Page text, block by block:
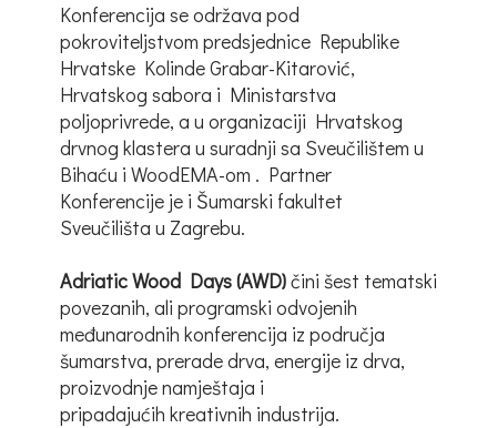
Konferencija se održava pod
pokroviteljstvom predsjednice Republike
Hrvatske Kolinde Grabar-Kitarović,
Hrvatskog sabora i Ministarstva
poljoprivrede, a u organizaciji Hrvatskog
drvnog klastera u suradnji sa Sveučilištem u
Bihaću i WoodEMA-om . Partner
Konferencije je i Šumarski fakultet
Sveučilišta u Zagrebu.
Adriatic Wood Days (AWD)čini šest tematski
povezanih, ali programski odvojenih
međunarodnih konferencija iz područja
šumarstva, prerade drva, energije iz drva,
proizvodnje namještaja i
pripadajućih kreativnih industrija.